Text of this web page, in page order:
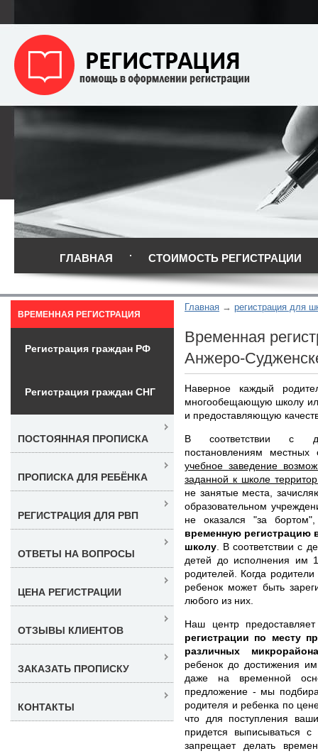
ГЛАВНАЯ СТОИМОСТЬ РЕГИСТРАЦИИ
Главная регистрация для
Временная
Анжеро-
Наверное каждый
многообещающую школу
и предоставляющую
В соответствии с
постановлениям
учебное заведение
заданной к школе
не занятые места,
образовательном
не оказался "за
временную регистрацию
школу . В соответствии с
детей до исполнения им
родителей. Когда
ребенок может быть
любого из них.
Наш центр
регистрации по месту
различных
ребенок до достижения
даже на временной
предложение - мы
родителя и ребенка по
что для поступления
придется выписываться
запрещает делать
ВРЕМЕННАЯ РЕГИСТРАЦИЯ
Регистрация граждан РФ
Регистрация граждан СНГ
ПОСТОЯННАЯ ПРОПИСКА
ПРОПИСКА ДЛЯ РЕБЁНКА
РЕГИСТРАЦИЯ ДЛЯ РВП
ОТВЕТЫ НА ВОПРОСЫ
ЦЕНА РЕГИСТРАЦИИ
ОТЗЫВЫ КЛИЕНТОВ
ЗАКАЗАТЬ ПРОПИСКУ
КОНТАКТЫ